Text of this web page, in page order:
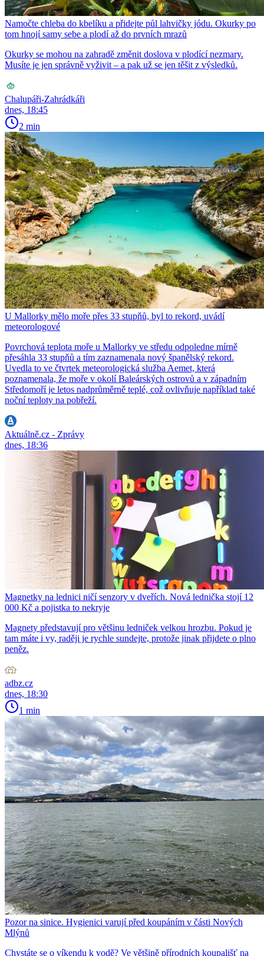
Namočte chleba do kbelíku a přidejte půl lahvičky jódu. Okurky po
tom hnojí samy sebe a plodí až do prvních mrazů
Okurky se mohou na zahradě změnit doslova v plodící nezmary.
Musíte je jen správně vyživit – a pak už se jen těšit z výsledků.
Chalupáři-Zahrádkáři
dnes, 18:45
2 min
U Mallorky mělo moře přes 33 stupňů, byl to rekord, uvádí
meteorologové
Povrchová teplota moře u Mallorky ve středu odpoledne mírně
přesáhla 33 stupňů a tím zaznamenala nový španělský rekord.
Uvedla to ve čtvrtek meteorologická služba Aemet, která
poznamenala, že moře v okolí Baleárských ostrovů a v západním
Středomoří je letos nadprůměrně teplé, což ovlivňuje například také
noční teploty na pobřeží.
Aktuálně.cz - Zprávy
dnes, 18:36
Magnetky na lednici ničí senzory v dveřích. Nová lednička stojí 12
000 Kč a pojistka to nekryje
Magnety představují pro většinu ledniček velkou hrozbu. Pokud je
tam máte i vy, raději je rychle sundejte, protože jinak přijdete o plno
peněz.
adbz.cz
dnes, 18:30
1 min
Pozor na sinice. Hygienici varují před koupáním v části Nových
Mlýnů
Chystáte se o víkendu k vodě? Ve většině přírodních koupališť na